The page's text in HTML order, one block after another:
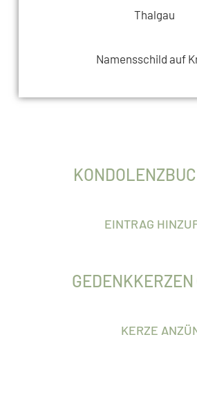
Thalgau
Namensschild auf
EINTRAG
KERZE